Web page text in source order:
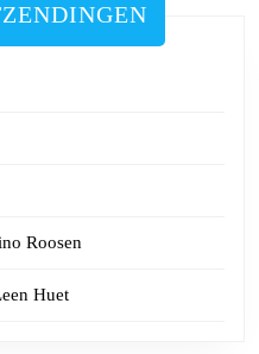
Roosen
Huet